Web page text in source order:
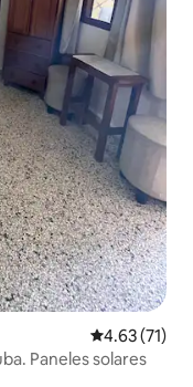
Calificación
4.63 (71)
Paneles solares